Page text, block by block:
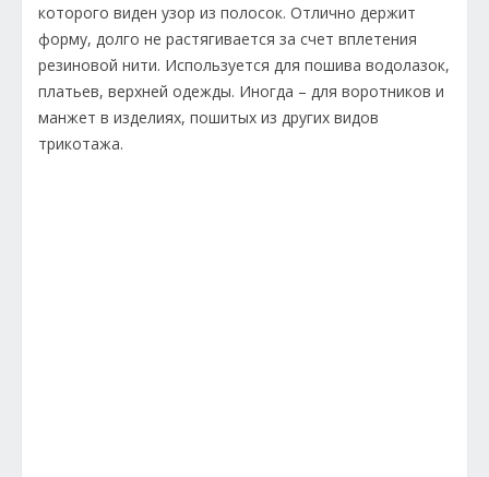
которого виден узор из полосок. Отлично держит
форму, долго не растягивается за счет вплетения
резиновой нити. Используется для пошива водолазок,
платьев, верхней одежды. Иногда – для воротников и
манжет в изделиях, пошитых из других видов
трикотажа.